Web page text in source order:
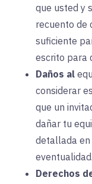
que usted y
recuento de
suficiente
escrito para
Daños al
considerar
que un
dañar tu
detallada
eventualidad.
Derechos